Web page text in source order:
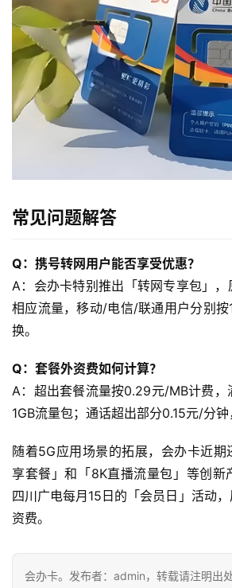
流
量
卡
宽
身
W
F
i
快
更
多
面
常见问题解答
Q：携号转网用户能否享受优惠？
A：会办卡特别推出「转网专享包」
相应流量，移动/电信/联通用户分别按
换。
Q：套餐外资费如何计算？
A：超出套餐流量按0.29元/MB计费，
1GB流量包；通话超出部分0.15元/分钟
随着5G应用场景的拓展，会办卡近期
享套餐」和「8K直播流量包」等创新
四川广电每月15日的「会员日」活动
资费。
会办卡。发布者：admin，转载请注明出处